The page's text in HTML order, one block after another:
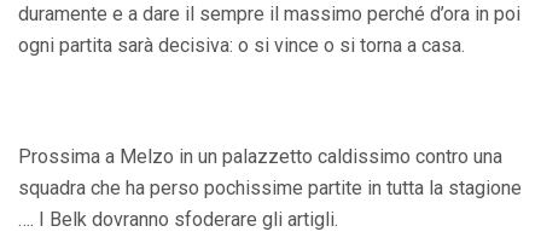
duramente e a dare il sempre il massimo perché d’ora in poi
ogni partita sarà decisiva: o si vince o si torna a casa.
Prossima a Melzo in un palazzetto caldissimo contro una
squadra che ha perso pochissime partite in tutta la stagione
…. I Belk dovranno sfoderare gli artigli.